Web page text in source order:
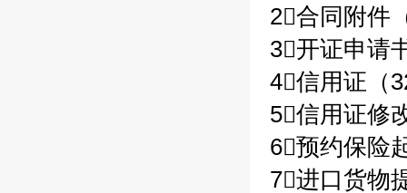
2合同附件
3开证申请
4信用证（
5信用证修
6预约保险
7进口货物